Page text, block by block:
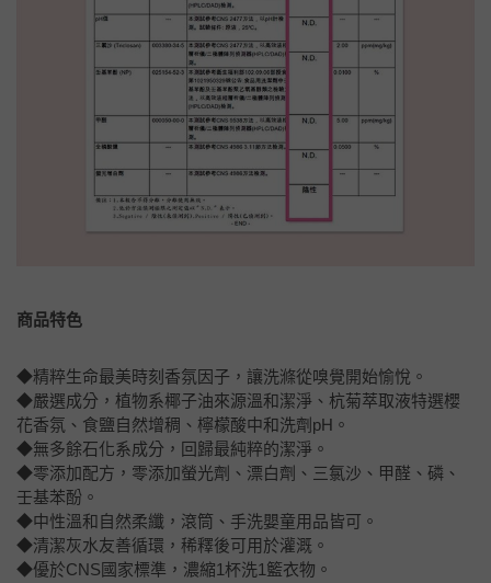
商品特色
◆精粹生命最美時刻香氛因子，讓洗滌從嗅覺開始愉悅。
◆嚴選成分，植物系椰子油來源溫和潔淨、杭菊萃取液特選櫻
花香氛、食鹽自然增稠、檸檬酸中和洗劑pH。
◆無多餘石化系成分，回歸最純粹的潔淨。
◆零添加配方，零添加螢光劑、漂白劑、三氯沙、甲醛、磷、
壬基苯酚。
◆中性溫和自然柔纖，滾筒、手洗嬰童用品皆可。
◆清潔灰水友善循環，稀釋後可用於灌溉。
◆優於CNS國家標準，濃縮1杯洗1籃衣物。